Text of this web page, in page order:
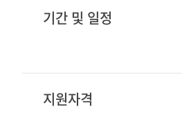
기간 및 일정
지원자격